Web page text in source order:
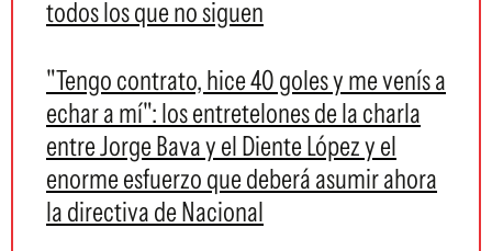
todos los que no siguen
"Tengo contrato, hice 40 goles y me venís a
echar a mí": los entretelones de la charla
entre Jorge Bava y el Diente López y el
enorme esfuerzo que deberá asumir ahora
la directiva de Nacional